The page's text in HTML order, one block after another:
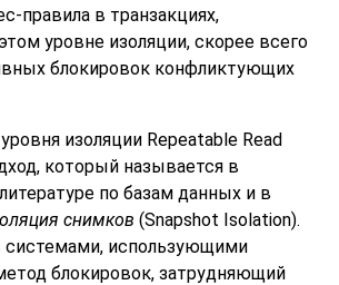
правила в транзакциях,
уровне изоляции, скорее всего
блокировок конфликтующих
изоляции Repeatable Read
который называется в
по базам данных и в
снимков (Snapshot Isolation).
использующими
блокировок, затрудняющий